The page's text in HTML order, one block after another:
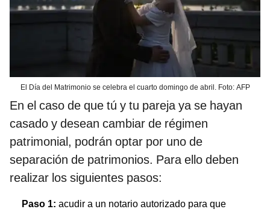
El Día del Matrimonio se celebra el cuarto domingo de abril. Foto: AFP
En el caso de que tú y tu pareja ya se hayan
casado y desean cambiar de régimen
patrimonial, podrán optar por uno de
separación de patrimonios. Para ello deben
realizar los siguientes pasos:
Paso 1: acudir a un notario autorizado para que